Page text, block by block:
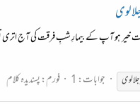
صورت خیر ہو آپ کے بیمارِ شبِ فرقت کی
جلالوی جوابات: 1 فورم:پسندیدہ کلام